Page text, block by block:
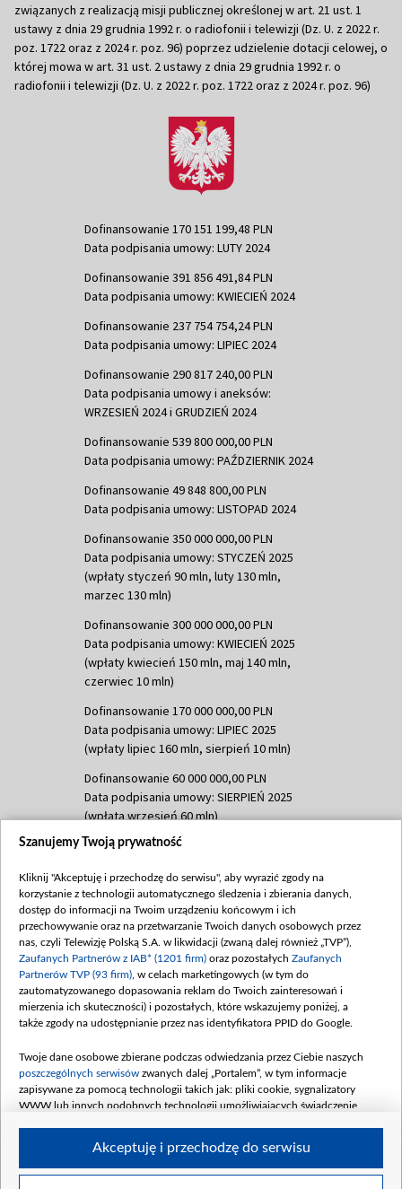
związanych z realizacją misji publicznej określonej w art. 21 ust. 1
ustawy z dnia 29 grudnia 1992 r. o radiofonii i telewizji (Dz. U. z 2022 r.
poz. 1722 oraz z 2024 r. poz. 96) poprzez udzielenie dotacji celowej, o
której mowa w art. 31 ust. 2 ustawy z dnia 29 grudnia 1992 r. o
radiofonii i telewizji (Dz. U. z 2022 r. poz. 1722 oraz z 2024 r. poz. 96)
Dofinansowanie 170 151 199,48 PLN
Data podpisania umowy: LUTY 2024
Dofinansowanie 391 856 491,84 PLN
Data podpisania umowy: KWIECIEŃ 2024
Dofinansowanie 237 754 754,24 PLN
Data podpisania umowy: LIPIEC 2024
Dofinansowanie 290 817 240,00 PLN
Data podpisania umowy i aneksów:
WRZESIEŃ 2024 i GRUDZIEŃ 2024
Dofinansowanie 539 800 000,00 PLN
Data podpisania umowy: PAŹDZIERNIK 2024
Dofinansowanie 49 848 800,00 PLN
Data podpisania umowy: LISTOPAD 2024
Dofinansowanie 350 000 000,00 PLN
Data podpisania umowy: STYCZEŃ 2025
(wpłaty styczeń 90 mln, luty 130 mln,
marzec 130 mln)
Dofinansowanie 300 000 000,00 PLN
Data podpisania umowy: KWIECIEŃ 2025
(wpłaty kwiecień 150 mln, maj 140 mln,
czerwiec 10 mln)
Dofinansowanie 170 000 000,00 PLN
Data podpisania umowy: LIPIEC 2025
(wpłaty lipiec 160 mln, sierpień 10 mln)
Dofinansowanie 60 000 000,00 PLN
Data podpisania umowy: SIERPIEŃ 2025
(wpłata wrzesień 60 mln)
Dofinansowanie 635 783 051,21 PLN
(wpłata wrzesień 100 mln, październik 350
mln, listopad 265 mln)
Dofinansowanie 48 862 000,00 PLN
Data podpisania umowy: GRUDZIEŃ 2025
(wpłata grudzień 60,548 mln)
Dofinansowanie 900 000 000,00 PLN
Data podpisania umowy: LUTY 2026 (wpłata
kwiecień 180 mln, 7 maja 180 mln, 8
czerwca 90 mln)
Dofinansowanie 250 000 000,00 PLN
4 sierpnia 250 mln
Szanujemy Twoją prywatność
Kliknij "Akceptuję i przechodzę do serwisu", aby wyrazić zgody na
korzystanie z technologii automatycznego śledzenia i zbierania danych,
dostęp do informacji na Twoim urządzeniu końcowym i ich
przechowywanie oraz na przetwarzanie Twoich danych osobowych przez
nas, czyli Telewizję Polską S.A. w likwidacji (zwaną dalej również „TVP”),
Zaufanych Partnerów z IAB* (1201 firm) oraz pozostałych Zaufanych
Partnerów TVP (93 firm) , w celach marketingowych (w tym do
zautomatyzowanego dopasowania reklam do Twoich zainteresowań i
mierzenia ich skuteczności) i pozostałych, które wskazujemy poniżej, a
także zgody na udostępnianie przez nas identyfikatora PPID do Google.
Twoje dane osobowe zbierane podczas odwiedzania przez Ciebie naszych
poszczególnych serwisów zwanych dalej „Portalem”, w tym informacje
zapisywane za pomocą technologii takich jak: pliki cookie, sygnalizatory
WWW lub innych podobnych technologii umożliwiających świadczenie
Akceptuję i przechodzę do serwisu